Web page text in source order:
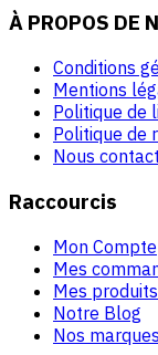
À PROPOS DE
Conditions
Mentions
Politique de
Politique de
Nous
Raccourcis
Mon Compte
Mes
Mes
Notre Blog
Nos marques